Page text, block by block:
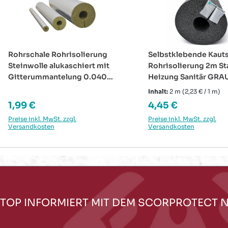
Rohrschale Rohrisolierung
Steinwolle alukaschiert mit
Gitterummantelung 0.040
Regulärer Preis:
1,99 €
Preise inkl. MwSt. zzgl.
Versandkosten
Selbstklebende
Rohrisolierung 2m
Heizung Sanitär
Inhalt: 2 m (2,23 € / 1 m)
Regulärer Preis:
4,45 €
Preise inkl. MwSt. zzgl.
Versandkosten
TOP INFORMIERT MIT DEM SCORPROTECT